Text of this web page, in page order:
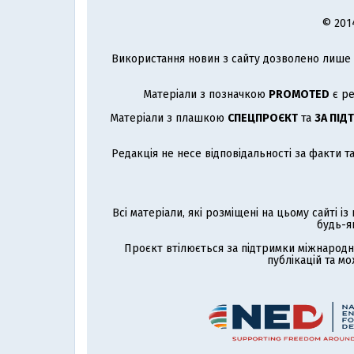
©
Використання новин з сайту дозволено
Матеріали з позначкою PROMOTED є
Матеріали з плашкою СПЕЦПРОЄКТта ЗА
Редакція не несе відповідальності за факти
Всі матеріали, які розміщені на цьому сайті
будь-
Проєкт втілюється за підтримки
публікацій та